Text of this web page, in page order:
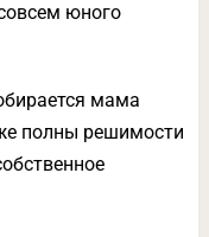
юного
мама
полны решимости